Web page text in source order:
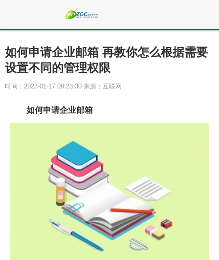
如何申请企业邮箱 再教你怎么根据需要
设置不同的管理权限
时间：2023-01-17 09:23:30 来源：互联网
如何申请企业邮箱